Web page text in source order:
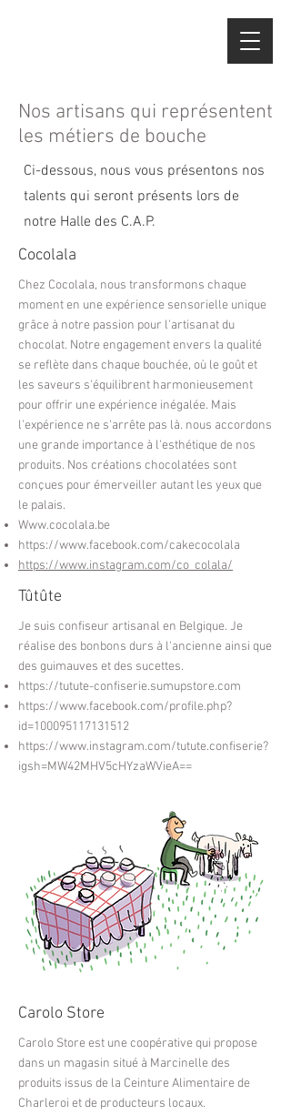
Nos artisans qui représentent
les métiers de bouche
Ci-dessous, nous vous présentons nos
talents qui seront présents lors de
notre Halle des C.A.P.
Cocolala
Chez Cocolala, nous transformons chaque
moment en une expérience sensorielle unique
grâce à notre passion pour l'artisanat du
chocolat. Notre engagement envers la qualité
se reflète dans chaque bouchée, où le goût et
les saveurs s'équilibrent harmonieusement
pour offrir une expérience inégalée. Mais
l'expérience ne s'arrête pas là. nous accordons
une grande importance à l'esthétique de nos
produits. Nos créations chocolatées sont
conçues pour émerveiller autant les yeux que
le palais.
Www.cocolala.be
https://www.facebook.com/cakecocolala
https://www.instagram.com/co_colala/
Tûtûte
Je suis confiseur artisanal en Belgique. Je
réalise des bonbons durs à l'ancienne ainsi que
des guimauves et des sucettes.
https://tutute-confiserie.sumupstore.com
https://www.facebook.com/profile.php?
id=100095117131512
https://www.instagram.com/tutute.confiserie?
igsh=MW42MHV5cHYzaWVieA==
Carolo Store
Carolo Store est une coopérative qui propose
dans un magasin situé à Marcinelle des
produits issus de la Ceinture Alimentaire de
Charleroi et de producteurs locaux.